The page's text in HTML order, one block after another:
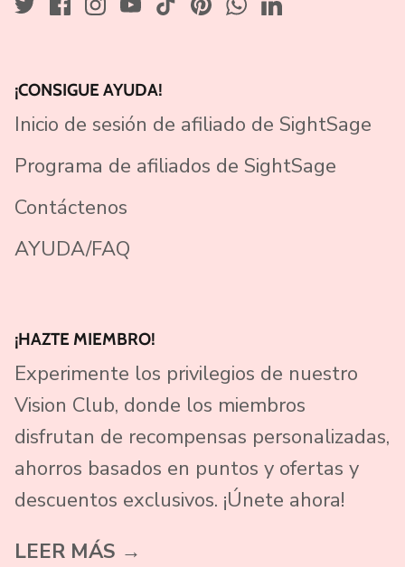
¡CONSIGUE AYUDA!
Inicio de sesión de afiliado de SightSage
Programa de afiliados de SightSage
Contáctenos
AYUDA/FAQ
¡HAZTE MIEMBRO!
Experimente los privilegios de nuestro
Vision Club, donde los miembros
disfrutan de recompensas personalizadas,
ahorros basados ​​en puntos y ofertas y
descuentos exclusivos. ¡Únete ahora!
LEER MÁS →